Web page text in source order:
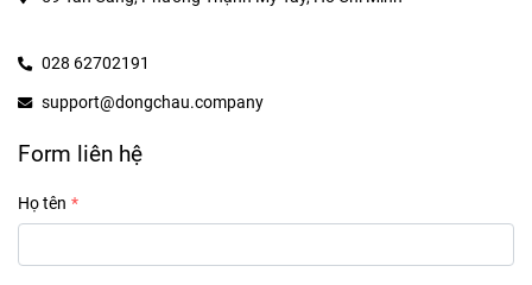
028 62702191
support@dongchau.company
Form liên hệ
Họ tên